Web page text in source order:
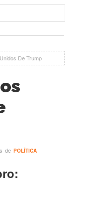
De Trump
de POLÍTICA